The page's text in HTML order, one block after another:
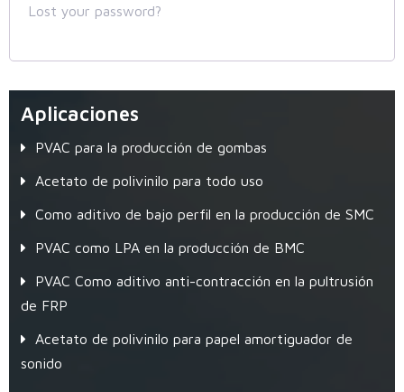
Lost your password?
Aplicaciones
PVAC para la producción de gombas
Acetato de polivinilo para todo uso
Como aditivo de bajo perfil en la producción de SMC
PVAC como LPA en la producción de BMC
PVAC Como aditivo anti-contracción en la pultrusión
de FRP
Acetato de polivinilo para papel amortiguador de
sonido